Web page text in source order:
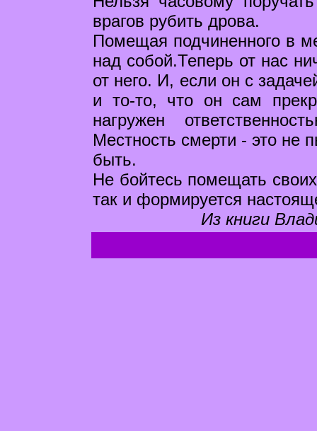
врагов рубить дрова.
Помещая подчиненного в
над собой.Теперь от нас
от него. И, если он с
и то-то, что он сам
нагружен
Местность смерти - это
быть.
Не бойтесь помещать
так и формируется
Из книги